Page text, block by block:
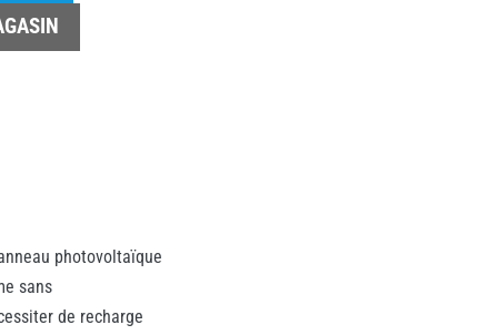
photovoltaïque
sans
de recharge